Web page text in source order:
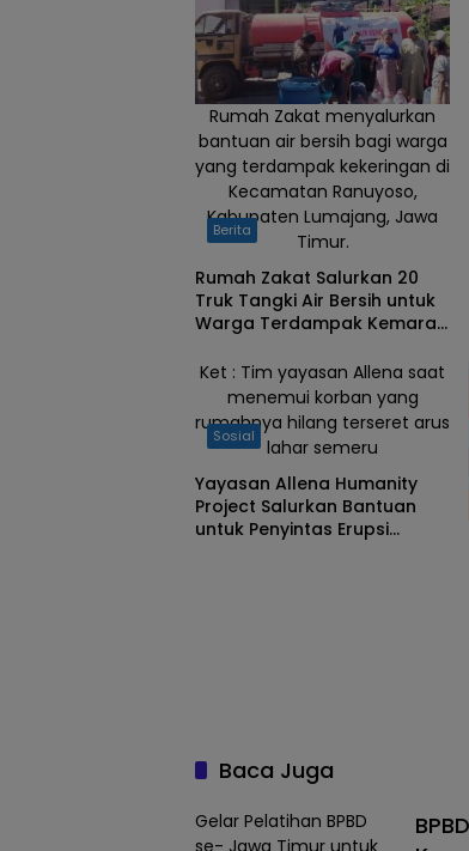
Rumah Zakat menyalurkan
bantuan air bersih bagi warga
yang terdampak kekeringan di
Kecamatan Ranuyoso,
Kabupaten Lumajang, Jawa
Timur.
Berita
Rumah Zakat Salurkan 20
Truk Tangki Air Bersih untuk
Warga Terdampak Kemarau
Ket : Tim yayasan Allena saat
menemui korban yang
rumahnya hilang terseret arus
lahar semeru
Sosial
Yayasan Allena Humanity
Project Salurkan Bantuan
untuk Penyintas Erupsi
Baca Juga
Gelar Pelatihan BPBD